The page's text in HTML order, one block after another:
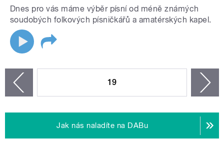
Dnes pro vás máme výběr písní od méně známých
soudobých folkových písničkářů a amatérských kapel.
19
Jak nás naladíte na DABu